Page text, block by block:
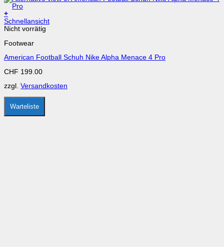
+
Dieses
Produkt
mehrere
auf.
Optionen
auf
der
Produktseite
gewählt
werden
Schnellansicht
Nicht vorrätig
Footwear
American Football Schuh Nike Alpha Menace 4 Pro
CHF 199.00
zzgl. Versandkosten
Warteliste